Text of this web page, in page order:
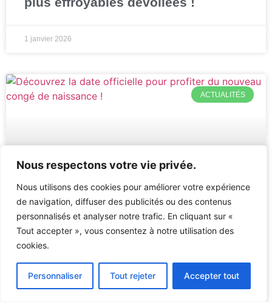
Nous respectons votre vie privée.
Nous utilisons des cookies pour améliorer votre expérience
de navigation, diffuser des publicités ou des contenus
personnalisés et analyser notre trafic. En cliquant sur «
Tout accepter », vous consentez à notre utilisation des
cookies.
Personnaliser Tout rejeter Accepter tout
1 janvier 2026
ACTUALITÉS
Découvrez la date officielle pour
profiter du nouveau congé de